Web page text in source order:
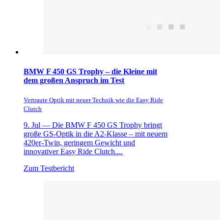
BMW F 450 GS Trophy – die Kleine mit
dem großen Anspruch im Test
Vertraute Optik mit neuer Technik wie die Easy Ride
Clutch
9. Jul — Die BMW F 450 GS Trophy bringt
große GS-Optik in die A2-Klasse – mit neuem
420er-Twin, geringem Gewicht und
innovativer Easy Ride Clutch....
Zum Testbericht